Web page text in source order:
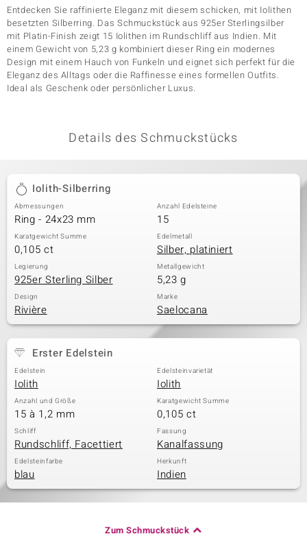
Entdecken Sie raffinierte Eleganz mit diesem schicken, mit Iolithen
besetzten Silberring. Das Schmuckstück aus 925er Sterlingsilber
mit Platin-Finish zeigt 15 Iolithen im Rundschliff aus Indien. Mit
einem Gewicht von 5,23 g kombiniert dieser Ring ein modernes
Design mit einem Hauch von Funkeln und eignet sich perfekt für die
Eleganz des Alltags oder die Raffinesse eines formellen Outfits.
Ideal als Geschenk oder persönlicher Luxus.
Details des Schmuckstücks
Iolith-Silberring
Abmessungen
Ring - 24x23 mm
Anzahl Edelsteine
15
Karatgewicht Summe
0,105 ct
Edelmetall
Silber, platiniert
Legierung
925er Sterling Silber
Metallgewicht
5,23 g
Design
Rivière
Marke
Saelocana
Erster Edelstein
Edelstein
Iolith
Edelsteinvarietät
Iolith
Anzahl und Größe
15 à 1,2 mm
Karatgewicht Summe
0,105 ct
Schliff
Rundschliff, Facettiert
Fassung
Kanalfassung
Edelsteinfarbe
blau
Herkunft
Indien
Zum Schmuckstück